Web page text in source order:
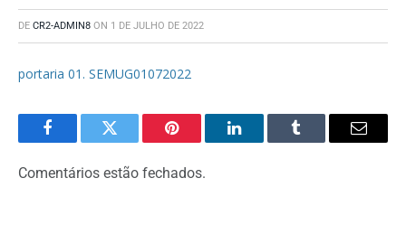
DE CR2-ADMIN8 ON 1 DE JULHO DE 2022
portaria 01. SEMUG01072022
FacebookTwitter Pinterest LinkedInTumblr Email
Comentários estão fechados.